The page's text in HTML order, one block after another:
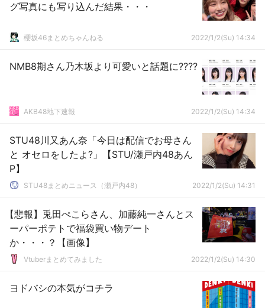
グ写真にも写り込んだ結果・・・
櫻坂46まとめちゃんねる 2022/1/2(Su) 14:34
NMB8期さん乃木坂より可愛いと話題に????
AKB48地下速報 2022/1/2(Su) 14:34
STU48川又あん奈「今日は配信でお母さん
と オセロをしたよ?」【STU/瀬戸内48あん
P】
STU48まとめニュース（瀬戸内48） 2022/1/2(Su) 14:31
【悲報】兎田ぺこらさん、加藤純一さんとス
ーパーポテトで福袋買い物デート
か・・・？【画像】
Vtuberまとめてみました 2022/1/2(Su) 14:30
ヨドバシの本気がコチラ